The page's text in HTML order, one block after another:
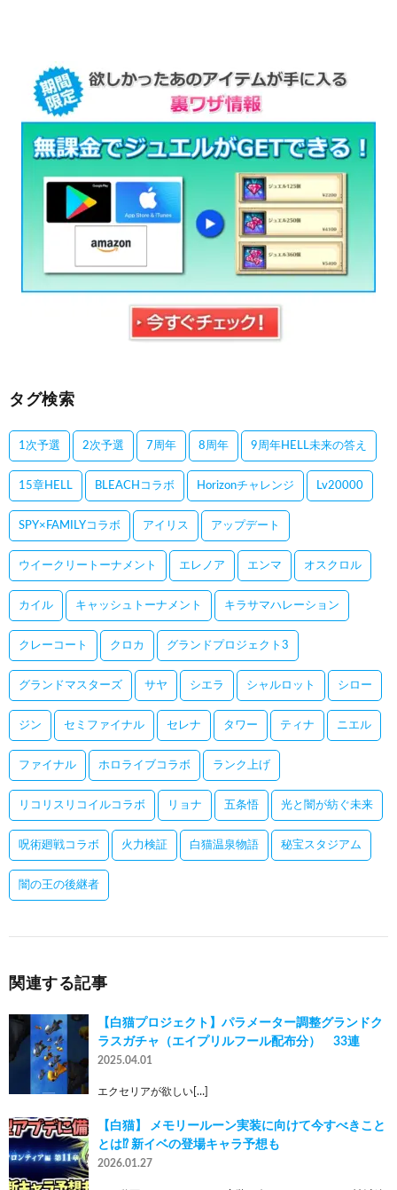
タグ検索
1次予選 2次予選 7周年 8周年 9周年HELL未来の答え
15章HELL BLEACHコラボ Horizonチャレンジ Lv20000
SPY×FAMILYコラボ アイリス アップデート
ウイークリートーナメント エレノア エンマ オスクロル
カイル キャッシュトーナメント キラサマハレーション
クレーコート クロカ グランドプロジェクト3
グランドマスターズ サヤ シエラ シャルロット シロー
ジン セミファイナル セレナ タワー ティナ ニエル
ファイナル ホロライブコラボ ランク上げ
リコリスリコイルコラボ リョナ 五条悟 光と闇が紡ぐ未来
呪術廻戦コラボ 火力検証 白猫温泉物語 秘宝スタジアム
闇の王の後継者
関連する記事
【白猫プロジェクト】パラメーター調整グランドク
ラスガチャ（エイプリルフール配布分） 33連
2025.04.01
エクセリアが欲しい[…]
【白猫】 メモリールーン実装に向けて今すべきこと
とは⁉︎ 新イベの登場キャラ予想も
2026.01.27